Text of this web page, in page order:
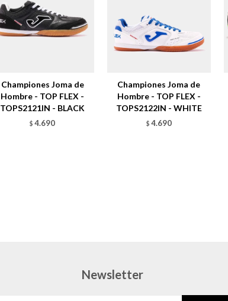
Championes Joma de
Hombre - TOP FLEX -
TOPS2121IN - BLACK
$ 4.690
Championes Joma de
Hombre - TOP FLEX -
TOPS2122IN - WHITE
$ 4.690
Newsletter